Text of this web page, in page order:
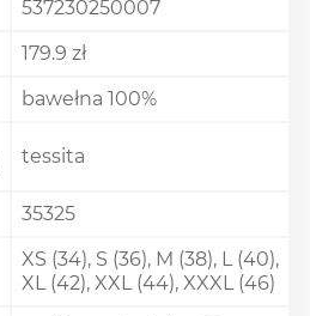
537230250007
179.9 zł
bawełna 100%
tessita
35325
XS (34), S (36), M (38), L (40),
XL (42), XXL (44), XXXL (46)